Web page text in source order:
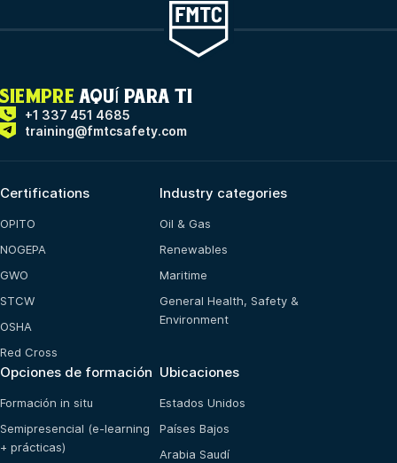
SIEMPRE AQUÍ PARA TI
+1 337 451 4685
training@fmtcsafety.com
Certifications
OPITO
NOGEPA
GWO
STCW
OSHA
Red Cross
Industry categories
Oil & Gas
Renewables
Maritime
General Health, Safety &
Environment
Opciones de formación
Formación in situ
Semipresencial (e-learning
+ prácticas)
Ubicaciones
Estados Unidos
Países Bajos
Arabia Saudí